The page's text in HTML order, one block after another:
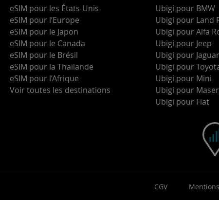
eSIM pour les États-Unis
eSIM pour l’Europe
eSIM pour le Japon
eSIM pour le Canada
eSIM pour le Brésil
eSIM pour la Thaïlande
eSIM pour l’Afrique
Voir toutes les destinations
Ubigi pour BMW
Ubigi pour Land
Ubigi pour Alfa
Ubigi pour Jeep
Ubigi pour Jaguar
Ubigi pour
Ubigi pour Mini
Ubigi pour
Ubigi pour Fiat
CGV